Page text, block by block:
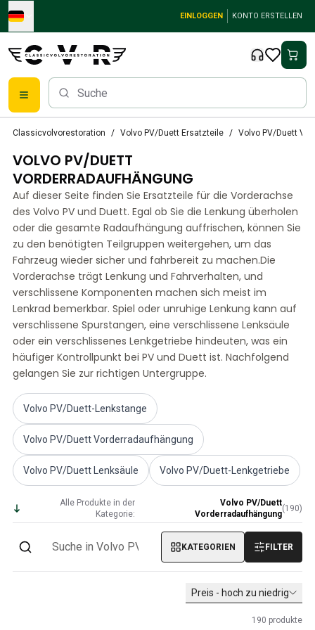
Skip to main content
EINLOGGEN KONTO ERSTELLEN
Volvo PV/Duett Ersatzteile
Volvo PV/Duett-Bremsanlage
Volvo PV/Duett Kraftstoff-/Auspuffanlage
Volvo PV/Duett Elektrische Ausrüstung
Volvo PV/Duett Vorderradaufhängung
Volvo PV/Duett InnenausstattungsErsatzteile
PV/Duett Karosserie
Volvo PV/Duett Getriebe/Hinterradaufhängung
Volvo PV/Duett Kühlsystem
Volvo PV/Duett-MotorenErsatzteile
Volvo PV/Duett Sonstiges
Volvo PV/Duett Motor Drosselklappengestänge
Volvo PV/Duett-Heizung/Frischluft
Volvo PV/Duett Räder/Nabenkappen
Volvo Amazon Ersatzteile
Volvo Amazon KarosserieErsatzteile
Volvo Amazon Bremssystem
Volvo Amazon Kühlsystem
Volvo Amazon Elektrische Geräte
Volvo Amazon MotorenErsatzteile
Volvo Amazon Motor Drosselklappengestänge
Volvo Amazon Kraftstoff-/Auspuffanlage
Volvo Amazon Vorderradaufhängung
Volvo Amazon Innenraum Ersatzteile
Volvo Amazon Heizgerät/Frischluft
Volvo Amazon Verschiedene Ersatzteile
Classicvolvorestoration Volvo PV/Duett Ersatzteile Volvo PV/Duett
VOLVO PV/DUETT
VORDERRADAUFHÄNGUNG
Auf dieser Seite finden Sie Ersatzteile für die Vorderachse
des Volvo PV und Duett. Egal ob Sie die Lenkung überholen
oder die gesamte Radaufhängung auffrischen, können Sie
zu den benötigten Teilgruppen weitergehen, um das
Fahrzeug wieder sicher und fahrbereit zu machen.Die
Vorderachse trägt Lenkung und Fahrverhalten, und
verschlissene Komponenten machen sich meist im
Lenkrad bemerkbar. Spiel oder unruhige Lenkung kann auf
verschlissene Spurstangen, eine verschlissene Lenksäule
oder ein verschlissenes Lenkgetriebe hindeuten, was ein
häufiger Kontrollpunkt bei PV und Duett ist. Nachfolgend
gelangen Sie zur richtigen Untergruppe.
Volvo PV/Duett-Lenkstange
Volvo PV/Duett Vorderradaufhängung
Volvo PV/Duett Lenksäule Volvo PV/Duett-Lenkgetriebe
Alle Produkte in der
Kategorie:
Volvo PV/Duett
Vorderradaufhängung
(190)
KATEGORIEN FILTER
Preis - hoch zu niedrig
190 produkte